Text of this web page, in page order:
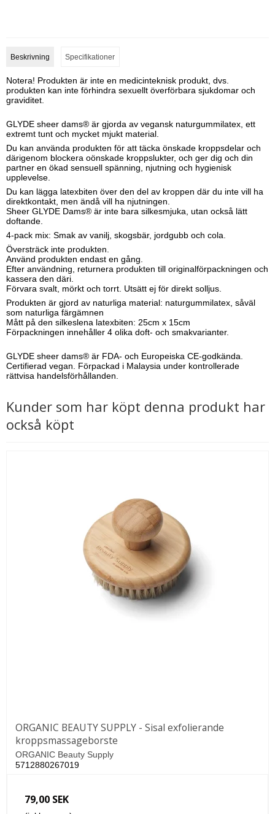
Beskrivning Specifikationer
Notera! Produkten är inte en medicinteknisk produkt, dvs.
produkten kan inte förhindra sexuellt överförbara sjukdomar och
graviditet.
GLYDE sheer dams® är gjorda av vegansk naturgummilatex, ett
extremt tunt och mycket mjukt material.
Du kan använda produkten för att täcka önskade kroppsdelar och
därigenom blockera oönskade kroppslukter, och ger dig och din
partner en ökad sensuell spänning, njutning och hygienisk
upplevelse.
Du kan lägga latexbiten över den del av kroppen där du inte vill ha
direktkontakt, men ändå vill ha njutningen.
Sheer GLYDE Dams® är inte bara silkesmjuka, utan också lätt
doftande.
4-pack mix: Smak av vanilj, skogsbär, jordgubb och cola.
Översträck inte produkten.
Använd produkten endast en gång.
Efter användning, returnera produkten till originalförpackningen och
kassera den däri.
Förvara svalt, mörkt och torrt. Utsätt ej för direkt solljus.
Produkten är gjord av naturliga material: naturgummilatex, såväl
som naturliga färgämnen
Mått på den silkeslena latexbiten: 25cm x 15cm
Förpackningen innehåller 4 olika doft- och smakvarianter.
GLYDE sheer dams® är FDA- och Europeiska CE-godkända.
Certifierad vegan. Förpackad i Malaysia under kontrollerade
rättvisa handelsförhållanden.
Kunder som har köpt denna produkt har
också köpt
ORGANIC BEAUTY SUPPLY - Sisal exfolierande
kroppsmassageborste
ORGANIC Beauty Supply
5712880267019
79,00 SEK